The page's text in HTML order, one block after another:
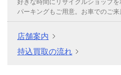
パーキングもご用意。お車でのご来
店舗案内
持込買取の流れ